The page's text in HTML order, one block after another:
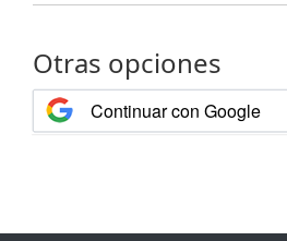
Otras opciones
Continuar con Google